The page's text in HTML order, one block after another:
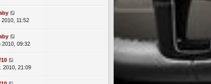
2010, 11:52
2010, 09:32
2010, 21:09